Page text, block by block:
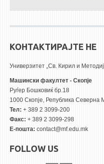
КОНТАКТИРАЈТЕ НЕ
Универзитет „Св. Кирил и
Машински факултет - Скопје
Руѓер Бошковиќ бр.18
1000 Скопје, Република Северна
Тел: + 389 2 3099-200
Факс: + 389 2 3099-298
Е-пошта: contact@mf.edu.mk
FOLLOW US